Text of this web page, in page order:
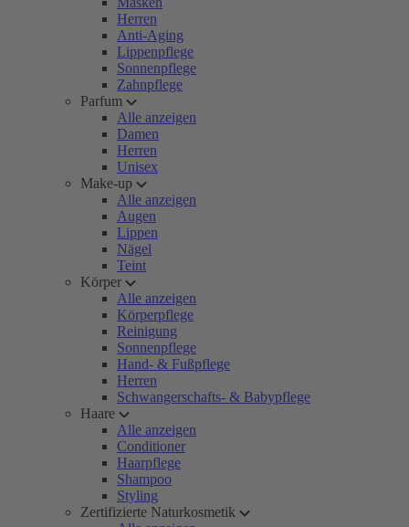
Herren
Anti-Aging
Lippenpflege
Sonnenpflege
Zahnpflege
Parfum
Alle anzeigen
Damen
Herren
Unisex
Make-up
Alle anzeigen
Augen
Lippen
Nägel
Teint
Körper
Alle anzeigen
Körperpflege
Reinigung
Sonnenpflege
Hand- & Fußpflege
Herren
Schwangerschafts- & Babypflege
Haare
Alle anzeigen
Conditioner
Haarpflege
Shampoo
Styling
Zertifizierte Naturkosmetik